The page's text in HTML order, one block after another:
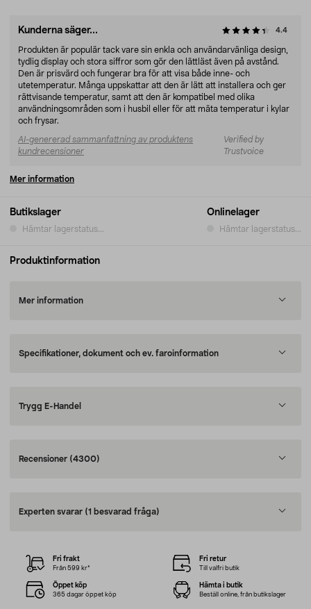
Butikslager
Hämtar lagerstatus...
Onlinelager
Hämtar lagerstatus...
Kunderna säger... 4.4
Produkten är populär tack vare sin enkla och användarvänliga design,
tydlig display och stora siffror som gör den lättläst även på avstånd.
Den är prisvärd och fungerar bra för att visa både inne- och
utetemperatur. Många uppskattar att den är lätt att installera och ger
rättvisande temperatur, samt att den är kompatibel med olika
användningsområden som i husbil eller för att mäta temperatur i kylar
och frysar.
AI-genererad sammanfattning av produktens
kundrecensioner
Verified by
Trustvoice
Mer information
Produktinformation
Mer information
Specifikationer, dokument och ev. faroinformation
Trygg E-Handel
Recensioner (4300)
Experten svarar (1 besvarad fråga)
Fri frakt
Från 599 kr*
Fri retur
Till valfri butik
Öppet köp
365 dagar öppet köp
Hämta i butik
Beställ online, från butikslager